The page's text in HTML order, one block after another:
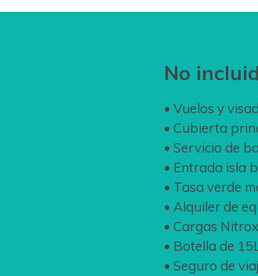
No
• Vuelos y
• Cubierta
• Servicio de
• Entrada isla
• Tasa verde
• Alquiler de
• Cargas
• Botella de
• Seguro de